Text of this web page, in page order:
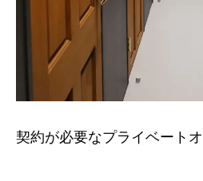
契約が必要なプライベートオ